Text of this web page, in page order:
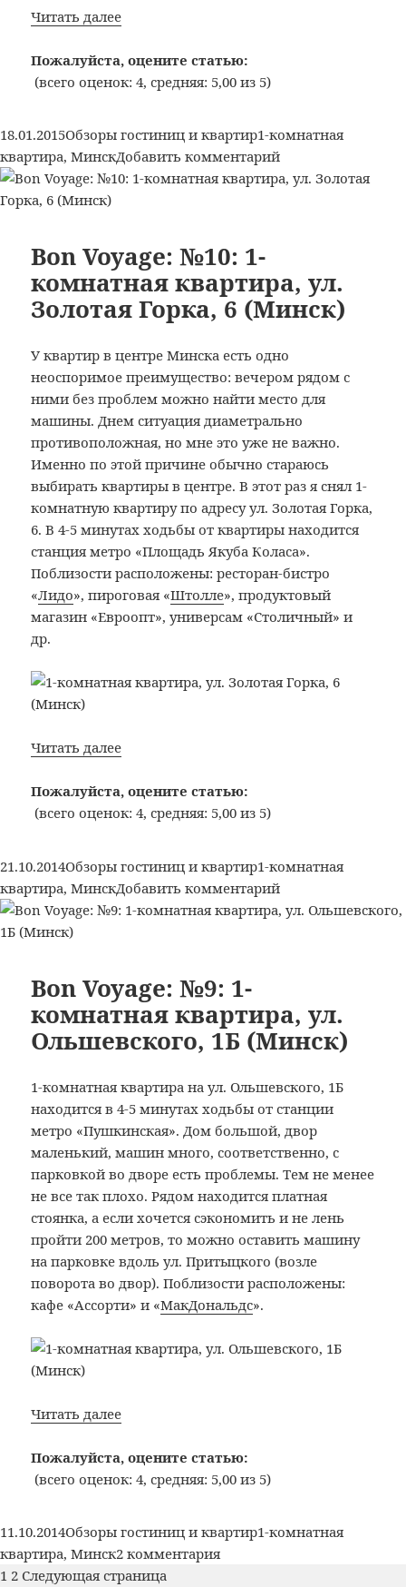
Читать далееBon
№12:
1-
ул.
Ботаническая,
3
Пожалуйста, оцените статью:
(всего оценок: 4, средняя: 5,00 из 5)
Опубликовано
18.01.2015Рубрики
Обзоры гостиниц и квартирМетки
1-комнатная
квартира, МинскДобавить комментарийк
записи
комнатная
квартира,
Ботаническая,
3
(Минск)
Bon Voyage: №10: 1-
комнатная квартира, ул.
Золотая Горка, 6 (Минск)
У квартир в центре Минска есть одно
неоспоримое преимущество: вечером рядом с
ними без проблем можно найти место для
машины. Днем ситуация диаметрально
противоположная, но мне это уже не важно.
Именно по этой причине обычно стараюсь
выбирать квартиры в центре. В этот раз я снял 1-
комнатную квартиру по адресу ул. Золотая Горка,
6. В 4-5 минутах ходьбы от квартиры находится
станция метро «Площадь Якуба Коласа».
Поблизости расположены: ресторан-бистро
«Лидо», пироговая «Штолле», продуктовый
магазин «Евроопт», универсам «Столичный» и
др.
Читать далееBon
№10:
1-
ул.
Золотая
Горка,
Пожалуйста, оцените статью:
(всего оценок: 4, средняя: 5,00 из 5)
Опубликовано
21.10.2014Рубрики
Обзоры гостиниц и квартирМетки
1-комнатная
квартира, МинскДобавить комментарийк
записи
комнатная
квартира,
Золотая
Горка,
6
(Минск)
Bon Voyage: №9: 1-
комнатная квартира, ул.
Ольшевского, 1Б (Минск)
1-комнатная квартира на ул. Ольшевского, 1Б
находится в 4-5 минутах ходьбы от станции
метро «Пушкинская». Дом большой, двор
маленький, машин много, соответственно, с
парковкой во дворе есть проблемы. Тем не менее
не все так плохо. Рядом находится платная
стоянка, а если хочется сэкономить и не лень
пройти 200 метров, то можно оставить машину
на парковке вдоль ул. Притыцкого (возле
поворота во двор). Поблизости расположены:
кафе «Ассорти» и «МакДональдс».
Читать далееBon
№9:
1-
ул.
Ольшевского,
Пожалуйста, оцените статью:
(всего оценок: 4, средняя: 5,00 из 5)
Опубликовано
11.10.2014Рубрики
Обзоры гостиниц и квартирМетки
1-комнатная
квартира, Минск2 комментарияк
Пагинация
Страница
1 Страница
2 Следующая страница